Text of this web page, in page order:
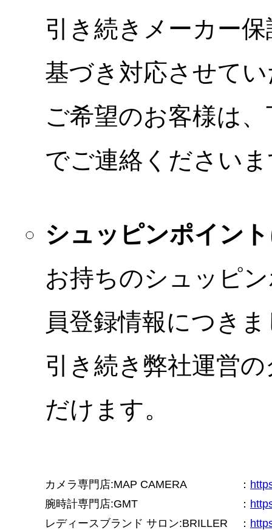
引き続きメーカー
基づき対応させて
ご希望のお客様は
でご連絡ください
シュッピンポイン
お持ちのシュッピ
員登録情報につき
引き続き弊社運営
だけます。
カメラ専門店:MAP CAMERA ：
腕時計専門店:GMT
：
レディースブランド サロン:BRILLER
：